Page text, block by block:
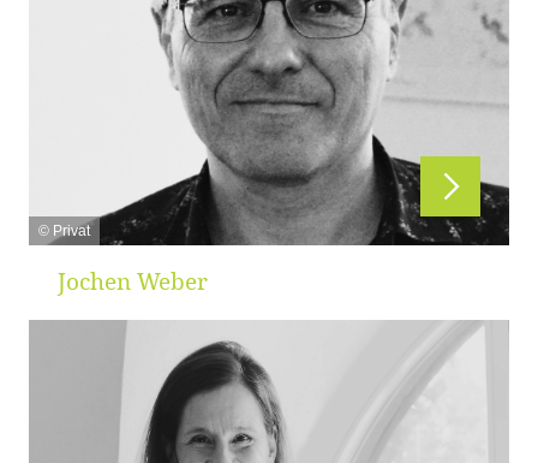
© Privat
Jochen Weber